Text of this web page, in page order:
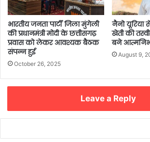
भारतीय जनता पार्टी जिला मुंगेली
की प्रधानमंत्री मोदी के छत्तीसगढ़
प्रवास को लेकर आवश्यक बैठक
संपन्न हुई
October 26, 2025
नैनो यूरिया
खेती की
बने
August 9,
Leave a Reply